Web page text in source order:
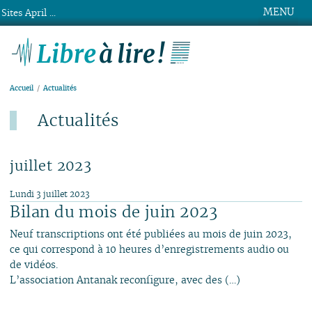
MENU
Accueil Actualités
Actualités
juillet 2023
Bilan du mois de juin 2023
Lundi 3 juillet 2023
Neuf transcriptions ont été publiées au mois de juin 2023,
ce qui correspond à 10 heures d’enregistrements audio ou
de vidéos.
L’association Antanak reconfigure, avec des (…)
Sites April ...